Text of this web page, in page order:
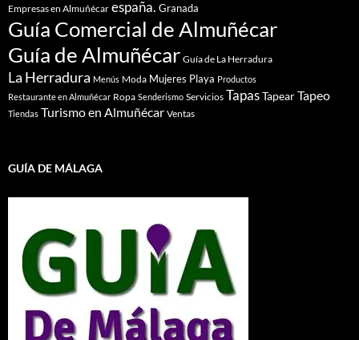
Empresas en Almuñécar españa. Granada
Guía Comercial de Almuñécar
Guía de Almuñécar Guía de La Herradura
La Herradura Menús Moda Mujeres Playa Productos
Restaurante en Almuñécar Ropa Senderismo Servicios TapasTapearTapeo
Tiendas Turismo en Almuñécar Ventas
GUÍA DE MÁLAGA